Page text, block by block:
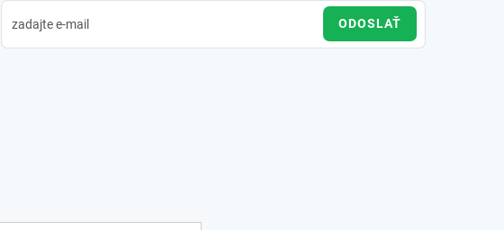
ODOSLAŤ